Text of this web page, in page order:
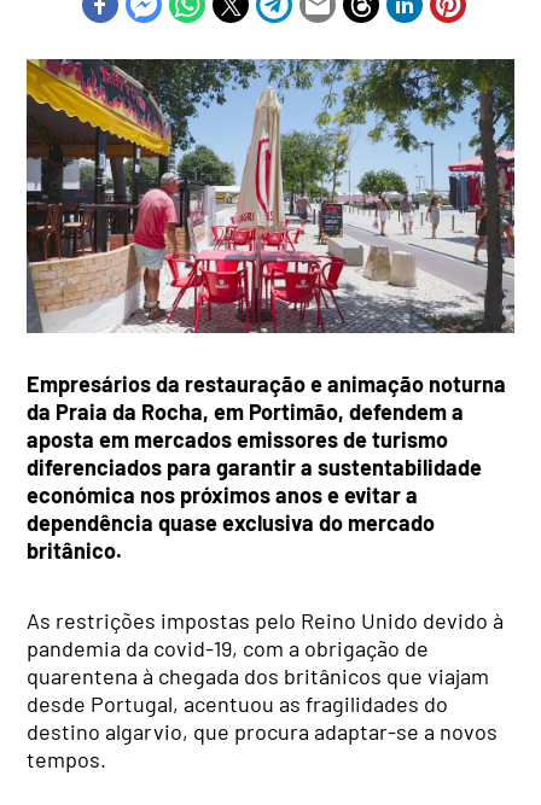
Empresários da restauração e animação noturna
da Praia da Rocha, em Portimão, defendem a
aposta em mercados emissores de turismo
diferenciados para garantir a sustentabilidade
económica nos próximos anos e evitar a
dependência quase exclusiva do mercado
britânico.
As restrições impostas pelo Reino Unido devido à
pandemia da covid-19, com a obrigação de
quarentena à chegada dos britânicos que viajam
desde Portugal, acentuou as fragilidades do
destino algarvio, que procura adaptar-se a novos
tempos.